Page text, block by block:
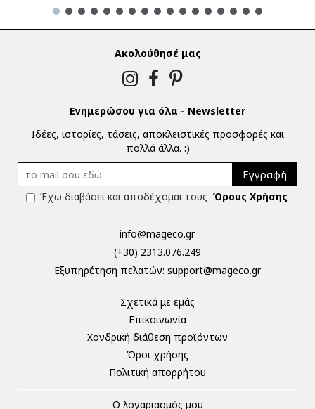
Ακολούθησέ μας
Ενημερώσου για όλα - Newsletter
Ιδέες, ιστορίες, τάσεις, αποκλειστικές προσφορές και
πολλά άλλα. :)
Εγγραφή
Έχω διαβάσει και αποδέχομαι τους Όρους Χρήσης
info@mageco.gr
(+30) 2313.076.249
Eξυπηρέτηση πελατών: support@mageco.gr
Σχετικά με εμάς
Επικοινωνία
Χονδρική διάθεση προϊόντων
Όροι χρήσης
Πολιτική απορρήτου
Ο λογαριασμός μου